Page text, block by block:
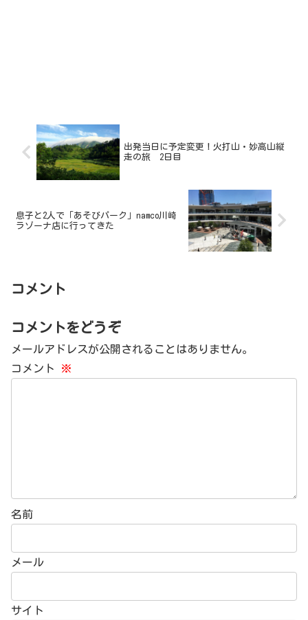
出発当日に予定変更！火打山・妙高山縦
走の旅 2日目
息子と2人で「あそびパーク」namco川崎
ラゾーナ店に行ってきた
コメント
コメントをどうぞ
メールアドレスが公開されることはありません。
コメント
※
名前
メール
サイト